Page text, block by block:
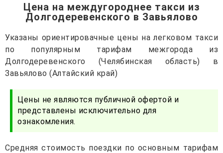
Цена на междугороднее такси из
Долгодеревенского в Завьялово
Указаны ориентировачные цены на легковом такси
по популярным тарифам межгорода из
Долгодеревенского (Челябинская область) в
Завьялово (Алтайский край)
Цены не являются публичной офертой и
представлены исключительно для
ознакомления.
Средняя стоимость поездки по основным тарифам